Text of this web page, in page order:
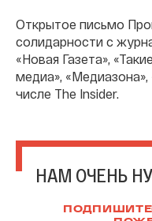
Открытое письмо
солидарности с
«Новая Газета»,
медиа»,
числе The Insider.
НАМ ОЧЕНЬ